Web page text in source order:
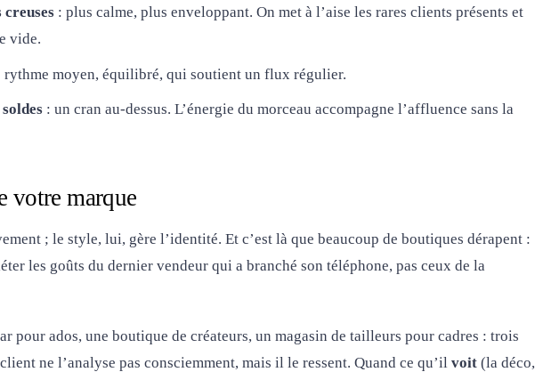
: plus calme, plus enveloppant. On met à l’aise les rares clients présents et
vide.
rythme moyen, équilibré, qui soutient un flux régulier.
: un cran au-dessus. L’énergie du morceau accompagne l’affluence sans la
votre marque
; le style, lui, gère l’identité. Et c’est là que beaucoup de boutiques dérapent :
les goûts du dernier vendeur qui a branché son téléphone, pas ceux de la
pour ados, une boutique de créateurs, un magasin de tailleurs pour cadres : trois
ne l’analyse pas consciemment, mais il le ressent. Quand ce qu’il voit (la déco,